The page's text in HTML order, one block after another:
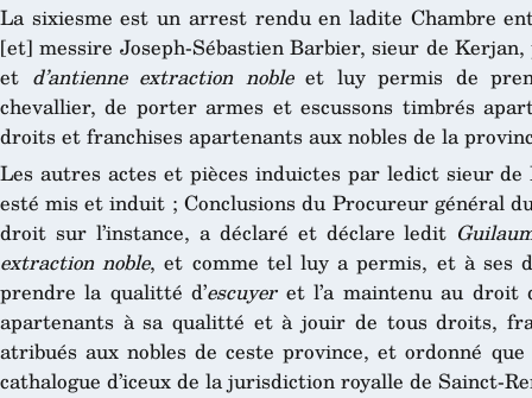
La sixiesme est un arrest rendu en ladite Chambre
[et] messire Joseph-Sébastien Barbier, sieur de
et d’antienne extraction nobleet luy permis de
chevallier, de porter armes et escussons timbrés
droits et franchises apartenants aux nobles de la
Les autres actes et pièces induictes par ledict sieur
esté mis et induit ; Conclusions du Procureur général
droit sur l’instance, a déclaré et déclare ledit
extraction noble, et comme tel luy a permis, et à ses
prendre la qualitté d’escuyeret l’a maintenu au droit
apartenants à sa qualitté et à jouir de tous droits,
atribués aux nobles de ceste province, et ordonné
cathalogue d’iceux de la jurisdiction royalle de Sainct-